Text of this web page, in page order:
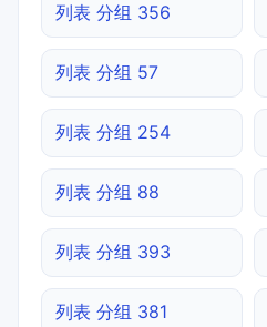
列表 分组 356
列表 分组 57
列表 分组 254
列表 分组 88
列表 分组 393
列表 分组 381